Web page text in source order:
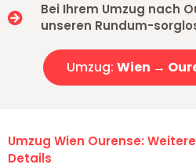
Bei Ihrem Umzug nach
unseren Rundum-
Umzug: Wien →
Umzug Wien Ourense:
Details